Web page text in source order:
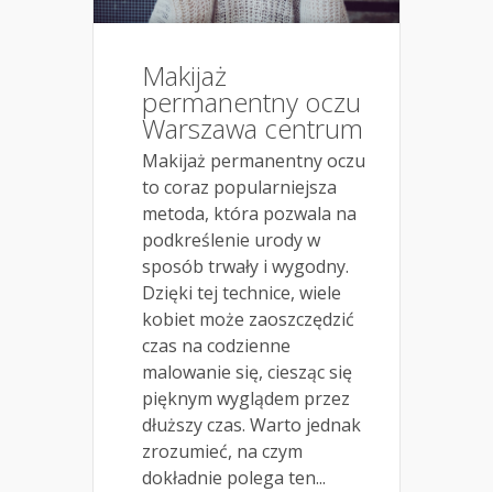
Makijaż
permanentny oczu
Warszawa centrum
Makijaż permanentny oczu
to coraz popularniejsza
metoda, która pozwala na
podkreślenie urody w
sposób trwały i wygodny.
Dzięki tej technice, wiele
kobiet może zaoszczędzić
czas na codzienne
malowanie się, ciesząc się
pięknym wyglądem przez
dłuższy czas. Warto jednak
zrozumieć, na czym
dokładnie polega ten...